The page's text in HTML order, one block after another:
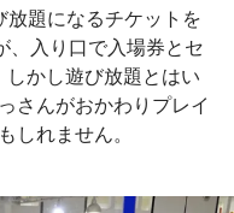
題になるチケットを
、入り口で入場券とセ
かし遊び放題とはい
さんがおかわりプレイ
しれません。